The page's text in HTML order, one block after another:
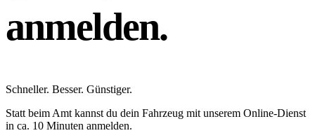
anmelden.
Schneller. Besser. Günstiger.
Statt beim Amt kannst du dein Fahrzeug mit unserem Online-Dienst
in ca. 10 Minuten anmelden.